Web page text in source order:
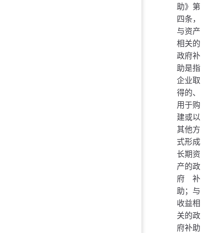
助》第
四条，
与资产
相关的
政府补
助是指
企业取
得的、
用于购
建或以
其他方
式形成
长期资
产的政
府补
助；与
收益相
关的政
府补助